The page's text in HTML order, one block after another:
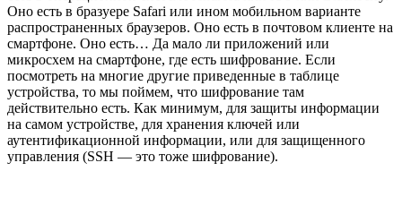
Оно есть в бразуере Safari или ином мобильном варианте
распространенных браузеров. Оно есть в почтовом клиенте на
смартфоне. Оно есть… Да мало ли приложений или
микросхем на смартфоне, где есть шифрование. Если
посмотреть на многие другие приведенные в таблице
устройства, то мы поймем, что шифрование там
действительно есть. Как минимум, для защиты информации
на самом устройстве, для хранения ключей или
аутентификационной информации, или для защищенного
управления (SSH — это тоже шифрование).